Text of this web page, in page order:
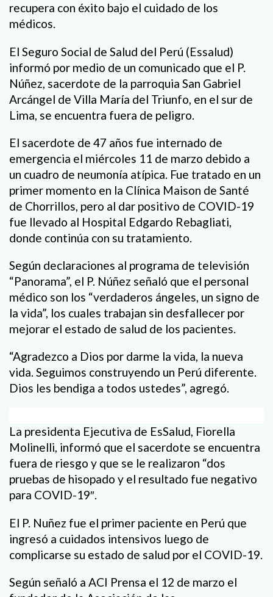
recupera con éxito bajo el cuidado de los
médicos.
El Seguro Social de Salud del Perú (Essalud)
informó por medio de un comunicado que el P.
Núñez, sacerdote de la parroquia San Gabriel
Arcángel de Villa María del Triunfo, en el sur de
Lima, se encuentra fuera de peligro.
El sacerdote de 47 años fue internado de
emergencia el miércoles 11 de marzo debido a
un cuadro de neumonía atípica. Fue tratado en un
primer momento en la Clínica Maison de Santé
de Chorrillos, pero al dar positivo de COVID-19
fue llevado al Hospital Edgardo Rebagliati,
donde continúa con su tratamiento.
Según declaraciones al programa de televisión
“Panorama”, el P. Núñez señaló que el personal
médico son los “verdaderos ángeles, un signo de
la vida”, los cuales trabajan sin desfallecer por
mejorar el estado de salud de los pacientes.
“Agradezco a Dios por darme la vida, la nueva
vida. Seguimos construyendo un Perú diferente.
Dios les bendiga a todos ustedes”, agregó.
La presidenta Ejecutiva de EsSalud, Fiorella
Molinelli, informó que el sacerdote se encuentra
fuera de riesgo y que se le realizaron “dos
pruebas de hisopado y el resultado fue negativo
para COVID-19″.
El P. Nuñez fue el primer paciente en Perú que
ingresó a cuidados intensivos luego de
complicarse su estado de salud por el COVID-19.
Según señaló a ACI Prensa el 12 de marzo el